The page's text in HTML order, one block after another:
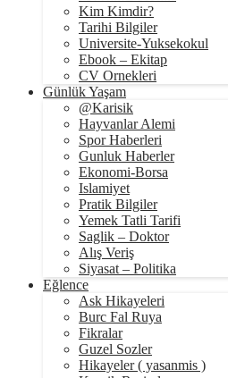
Kim Kimdir?
Tarihi Bilgiler
Universite-Yuksekokul
Ebook – Ekitap
CV Ornekleri
Günlük Yaşam
@Karisik
Hayvanlar Alemi
Spor Haberleri
Gunluk Haberler
Ekonomi-Borsa
Islamiyet
Pratik Bilgiler
Yemek Tatli Tarifi
Saglik – Doktor
Alış Veriş
Siyasat – Politika
Eğlence
Ask Hikayeleri
Burc Fal Ruya
Fikralar
Guzel Sozler
Hikayeler ( yasanmis )